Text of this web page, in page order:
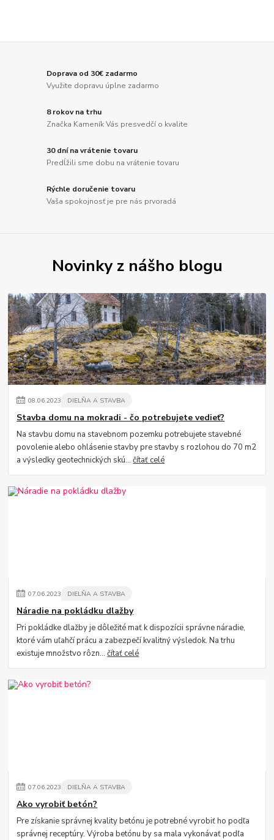
Doprava od 30€ zadarmo
Využite dopravu úplne zadarmo
8 rokov na trhu
Značka Kameník Vás presvedčí o kvalite
30 dní na vrátenie tovaru
Predĺžili sme dobu na vrátenie tovaru
Rýchle doručenie tovaru
Vaša spokojnosť je pre nás prvoradá
Novinky z nášho blogu
08.06.2023 DIELŇA A STAVBA
Stavba domu na mokradi - čo potrebujete vedieť?
Na stavbu domu na stavebnom pozemku potrebujete stavebné
povolenie alebo ohlásenie stavby pre stavby s rozlohou do 70 m2
a výsledky geotechnických skú...čítať celé
07.06.2023 DIELŇA A STAVBA
Náradie na pokládku dlažby
Pri pokládke dlažby je dôležité mať k dispozícii správne náradie,
ktoré vám uľahčí prácu a zabezpečí kvalitný výsledok. Na trhu
existuje množstvo rôzn...čítať celé
07.06.2023 DIELŇA A STAVBA
Ako vyrobiť betón?
Pre získanie správnej kvality betónu je potrebné vyrobiť ho podľa
správnej receptúry. Výroba betónu by sa mala vykonávať podľa